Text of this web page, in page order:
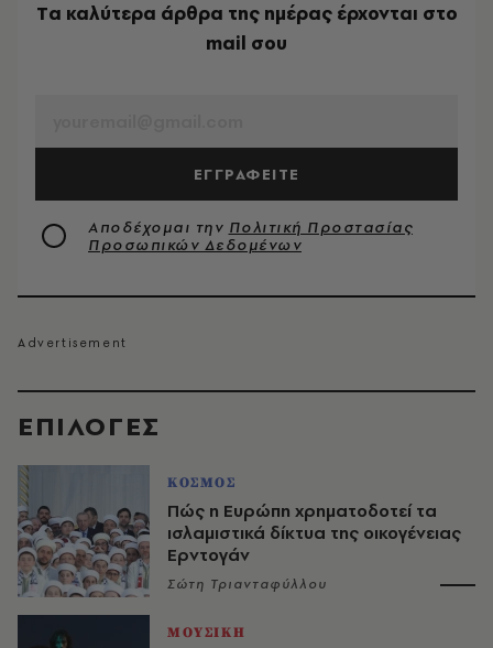
EΠΙΛΟΓΈΣ
ΚΟΣΜΟΣ
Πώς η Ευρώπη χρηματοδοτεί τα
ισλαμιστικά δίκτυα της οικογένειας
Ερντογάν
Σώτη Τριανταφύλλου
ΜΟΥΣΙΚΗ
Tα καλύτερα άρθρα της ημέρας έρχονται στο
mail σου
ΕΓΓΡΑΦΕΙΤΕ
Αποδέχομαι την Πολιτική Προστασίας
Προσωπικών Δεδομένων